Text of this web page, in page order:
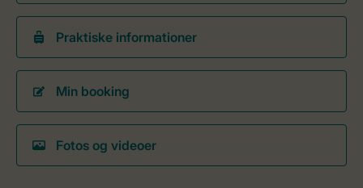
Praktiske informationer
Min booking
Fotos og videoer